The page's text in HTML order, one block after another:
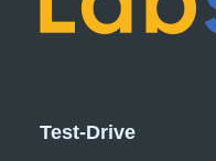
Test-Drive